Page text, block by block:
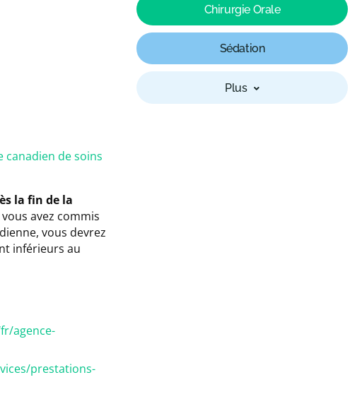
canadien de soins
la fin de la
avez commis
vous devrez
inférieurs au
agence-
prestations-
Chirurgie Orale
Sédation
Plus